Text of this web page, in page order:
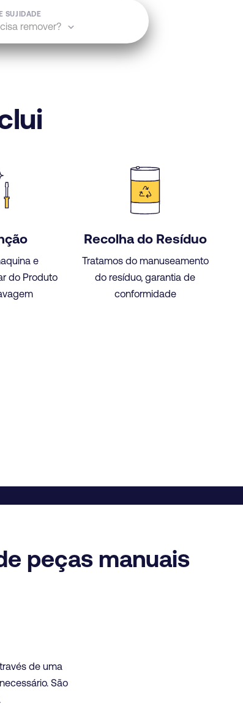
SUJIDADE
remover?
e
do Produto
Recolha do Resíduo
Tratamos do manuseamento
do resíduo, garantia de
conformidade
peças manuais
de uma
São